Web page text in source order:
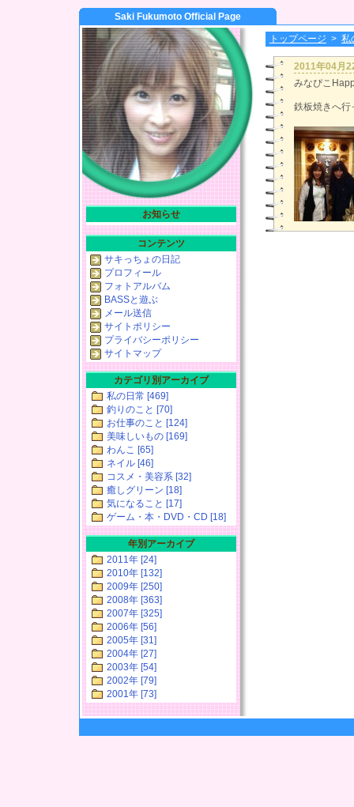
Saki Fukumoto Official Page
トップページ > 私
2011年04月
みなぴこ
鉄板焼きへ行
お知らせ
コンテンツ
サキっちょの日記
プロフィール
フォトアルバム
BASSと遊ぶ
メール送信
サイトポリシー
プライバシーポリシー
サイトマップ
カテゴリ別アーカイブ
私の日常 [469]
釣りのこと [70]
お仕事のこと [124]
美味しいもの [169]
わんこ [65]
ネイル [46]
コスメ・美容系 [32]
癒しグリーン [18]
気になること [17]
ゲーム・本・DVD・CD [18]
年別アーカイブ
2011年 [24]
2010年 [132]
2009年 [250]
2008年 [363]
2007年 [325]
2006年 [56]
2005年 [31]
2004年 [27]
2003年 [54]
2002年 [79]
2001年 [73]